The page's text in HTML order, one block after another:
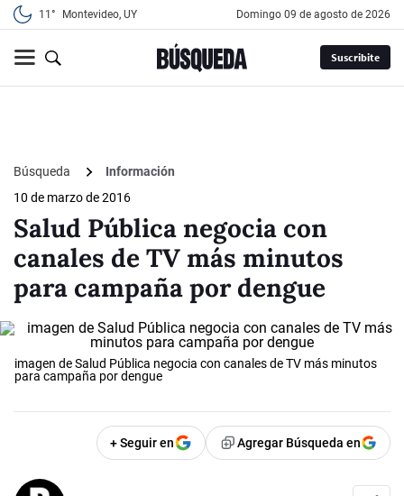
11° Montevideo, UY domingo 09 de agosto de 2026
Suscribite
Búsqueda
Información
10 de marzo de 2016
Salud Pública negocia con
canales de TV más minutos
para campaña por dengue
imagen de Salud Pública negocia con canales de TV más minutos
para campaña por dengue
+ Seguir en Agregar Búsqueda en